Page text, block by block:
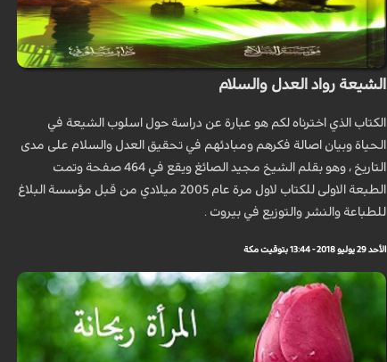
الشيعة رواد العدل والسلام
الكتاب الذي اخترناه لكم هو عبارة عن دراسة حول اسلوب الشيعة في
الحياة وبيان اصالة فكرهم ومبادئهم في تحقيق العدل والسلام على مدى
التاريخ ، وهو بقلم الشيخ مجيد الصائغ ويقع في 464 صفحة وتمت
الطبعة الاولى للكتاب لاول مرة عام 2005 ميلادي من قبل مؤسسة البلاغ
للطباعة والنشر والتوزيع في بيروت .
الأحد 29 يوليو 2018 - 13:44 بتوقيت مكة